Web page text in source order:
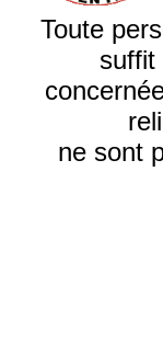
Toute
suffit
ne sont